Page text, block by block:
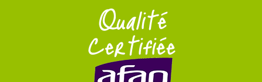
Qualité
Certifiée